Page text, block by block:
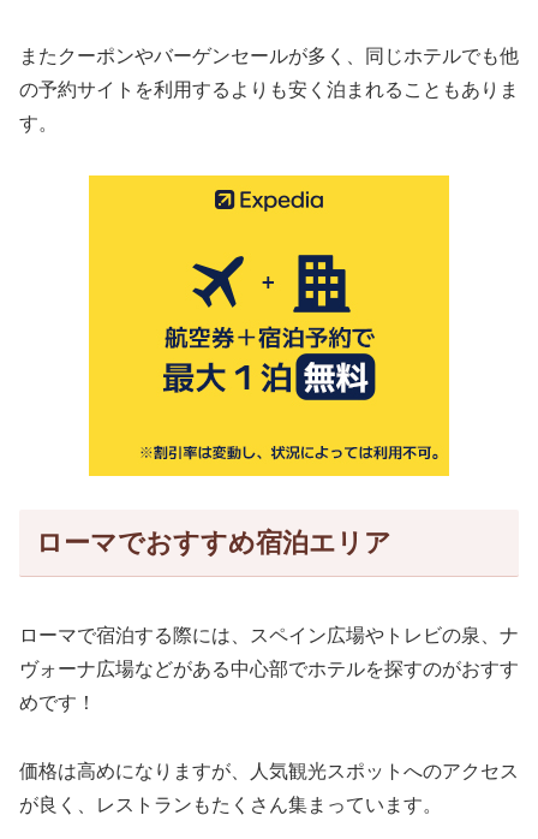
またクーポンやバーゲンセールが多く、同じホテルでも他
の予約サイトを利用するよりも安く泊まれることもありま
す。
ローマでおすすめ宿泊エリア
ローマで宿泊する際には、スペイン広場やトレビの泉、ナ
ヴォーナ広場などがある中心部でホテルを探すのがおすす
めです！
価格は高めになりますが、人気観光スポットへのアクセス
が良く、レストランもたくさん集まっています。